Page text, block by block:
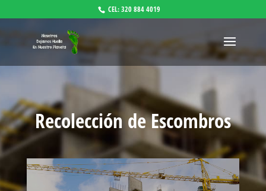
CEL: 320 884 4019
Recolección de Escombros